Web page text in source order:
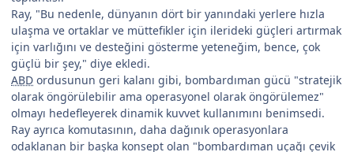
Ray, "Bu nedenle, dünyanın dört bir yanındaki yerlere hızla
ulaşma ve ortaklar ve müttefikler için ilerideki güçleri artırmak
için varlığını ve desteğini gösterme yeteneğim, bence, çok
güçlü bir şey," diye ekledi.
ABD ordusunun geri kalanı gibi, bombardıman gücü "stratejik
olarak öngörülebilir ama operasyonel olarak öngörülemez"
olmayı hedefleyerek dinamik kuvvet kullanımını benimsedi.
Ray ayrıca komutasının, daha dağınık operasyonlara
odaklanan bir başka konsept olan "bombardıman uçağı çevik